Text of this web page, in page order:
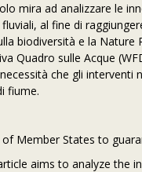
mira ad analizzare le
al fine di
biodiversità e la
Quadro sulle Acque
che gli interventi
fiume.
Member States to
aims to analyze the